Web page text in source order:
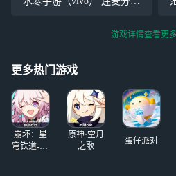
云游戏一起玩吧~ https://cg.1
游戏详情查看更
更多热门游戏
崩坏：星
穹铁道-4.4
原神·空月
之歌
蛋仔派对